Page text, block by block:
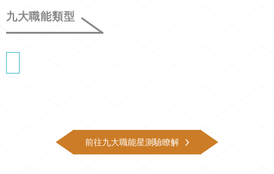
九大職能類型
前往九大職能星測驗瞭解